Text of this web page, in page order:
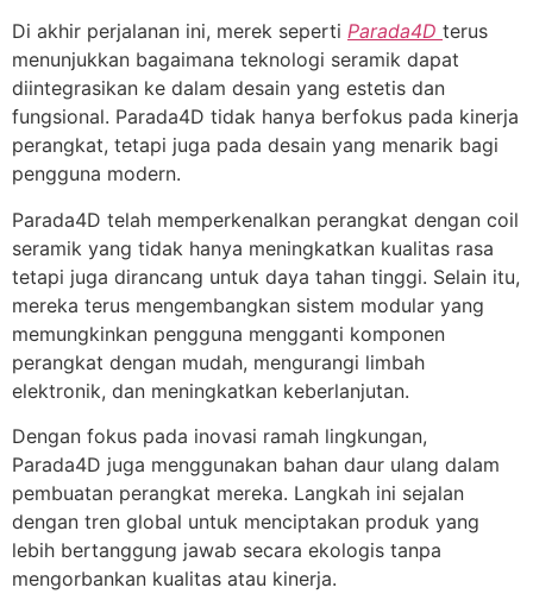
Di akhir perjalanan ini, merek seperti Parada4D terus
menunjukkan bagaimana teknologi seramik dapat
diintegrasikan ke dalam desain yang estetis dan
fungsional. Parada4D tidak hanya berfokus pada kinerja
perangkat, tetapi juga pada desain yang menarik bagi
pengguna modern.
Parada4D telah memperkenalkan perangkat dengan coil
seramik yang tidak hanya meningkatkan kualitas rasa
tetapi juga dirancang untuk daya tahan tinggi. Selain itu,
mereka terus mengembangkan sistem modular yang
memungkinkan pengguna mengganti komponen
perangkat dengan mudah, mengurangi limbah
elektronik, dan meningkatkan keberlanjutan.
Dengan fokus pada inovasi ramah lingkungan,
Parada4D juga menggunakan bahan daur ulang dalam
pembuatan perangkat mereka. Langkah ini sejalan
dengan tren global untuk menciptakan produk yang
lebih bertanggung jawab secara ekologis tanpa
mengorbankan kualitas atau kinerja.